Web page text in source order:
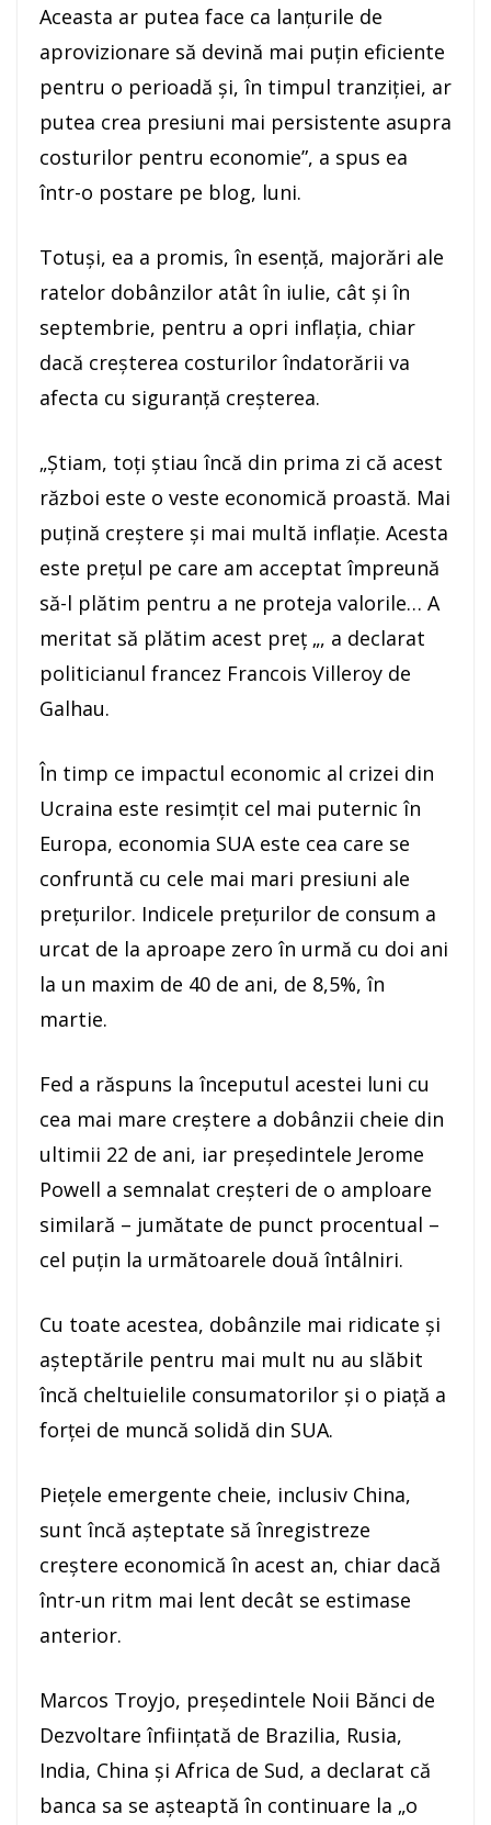
Aceasta ar putea face ca lanţurile de
aprovizionare să devină mai puţin eficiente
pentru o perioadă şi, în timpul tranziţiei, ar
putea crea presiuni mai persistente asupra
costurilor pentru economie”, a spus ea
într-o postare pe blog, luni.
Totuşi, ea a promis, în esenţă, majorări ale
ratelor dobânzilor atât în ​​iulie, cât şi în
septembrie, pentru a opri inflaţia, chiar
dacă creşterea costurilor îndatorării va
afecta cu siguranţă creşterea.
„Ştiam, toţi ştiau încă din prima zi că acest
război este o veste economică proastă. Mai
puţină creştere şi mai multă inflaţie. Acesta
este preţul pe care am acceptat împreună
să-l plătim pentru a ne proteja valorile… A
meritat să plătim acest preţ „, a declarat
politicianul francez Francois Villeroy de
Galhau.
În timp ce impactul economic al crizei din
Ucraina este resimţit cel mai puternic în
Europa, economia SUA este cea care se
confruntă cu cele mai mari presiuni ale
preţurilor. Indicele preţurilor de consum a
urcat de la aproape zero în urmă cu doi ani
la un maxim de 40 de ani, de 8,5%, în
martie.
Fed a răspuns la începutul acestei luni cu
cea mai mare creştere a dobânzii cheie din
ultimii 22 de ani, iar preşedintele Jerome
Powell a semnalat creşteri de o amploare
similară – jumătate de punct procentual –
cel puţin la următoarele două întâlniri.
Cu toate acestea, dobânzile mai ridicate şi
aşteptările pentru mai mult nu au slăbit
încă cheltuielile consumatorilor şi o piaţă a
forţei de muncă solidă din SUA.
Pieţele emergente cheie, inclusiv China,
sunt încă aşteptate să înregistreze
creştere economică în acest an, chiar dacă
într-un ritm mai lent decât se estimase
anterior.
Marcos Troyjo, preşedintele Noii Bănci de
Dezvoltare înfiinţată de Brazilia, Rusia,
India, China şi Africa de Sud, a declarat că
banca sa se aşteaptă în continuare la „o